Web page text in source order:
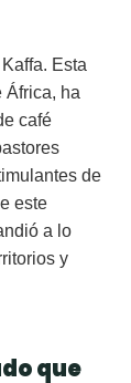
Esta
África, ha
café
de
este
a lo
y
que